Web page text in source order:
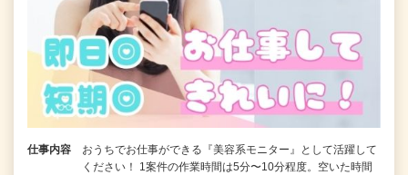
仕事内容
おうちでお仕事ができる『美容系モニター』として活躍して
ください！ 1案件の作業時間は5分〜10分程度。空いた時間